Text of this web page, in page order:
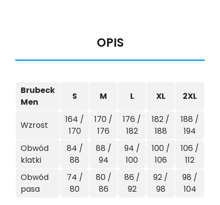
OPIS
Brubeck
Men
S M L XL 2XL
Wzrost
164 /
170
170 /
176
176 /
182
182 /
188
188 /
194
Obwód
klatki
84 /
88
88 /
94
94 /
100
100 /
106
106 /
112
Obwód
pasa
74 /
80
80 /
86
86 /
92
92 /
98
98 /
104